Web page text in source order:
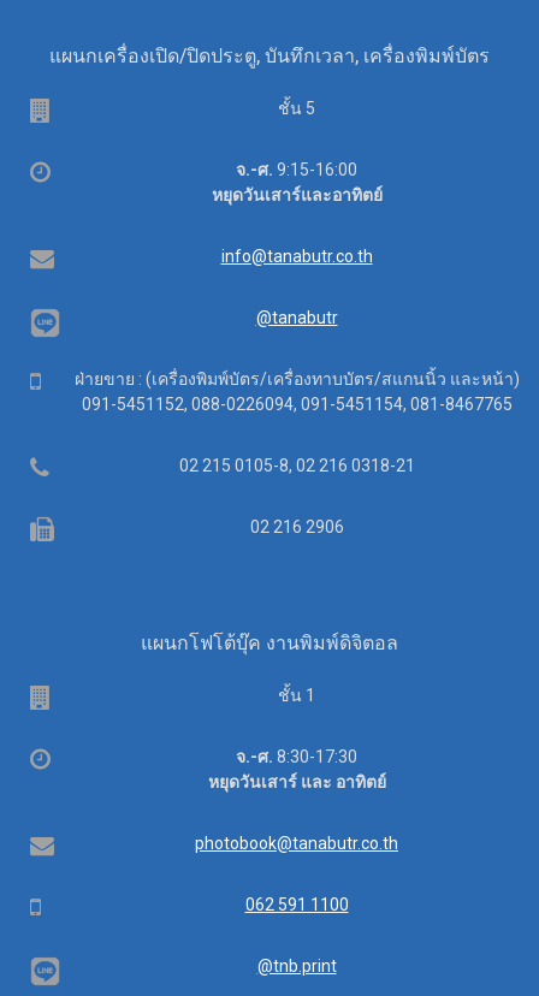
แผนกเครื่องเปิด/ปิดประตู, บันทึกเวลา, เครื่องพิมพ์บัตร
ชั้น 5
Office
จ.-ศ. 9:15-16:00
หยุดวันเสาร์และอาทิตย์
Email info@tanabutr.co.th
@tanabutr
Mobileฝ่ายขาย : (เครื่องพิมพ์บัตร/เครื่องทาบบัตร/สแกนนิ้ว และหน้า)
091-5451152, 088-0226094, 091-5451154, 081-8467765
Telephone 02 215 0105-8, 02 216 0318-21
Fax 02 216 2906
แผนกโฟโต้บุ๊ค งานพิมพ์ดิจิตอล
ชั้น 1
เวลา
จ.-ศ. 8:30-17:30
หยุดวันเสาร์ และ อาทิตย์
อีเมล photobook@tanabutr.co.th
โทรศัพท์ 062 591 1100
@tnb.print